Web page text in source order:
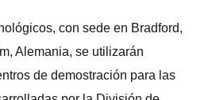
con sede en Bradford,
Alemania, se utilizarán
de demostración para las